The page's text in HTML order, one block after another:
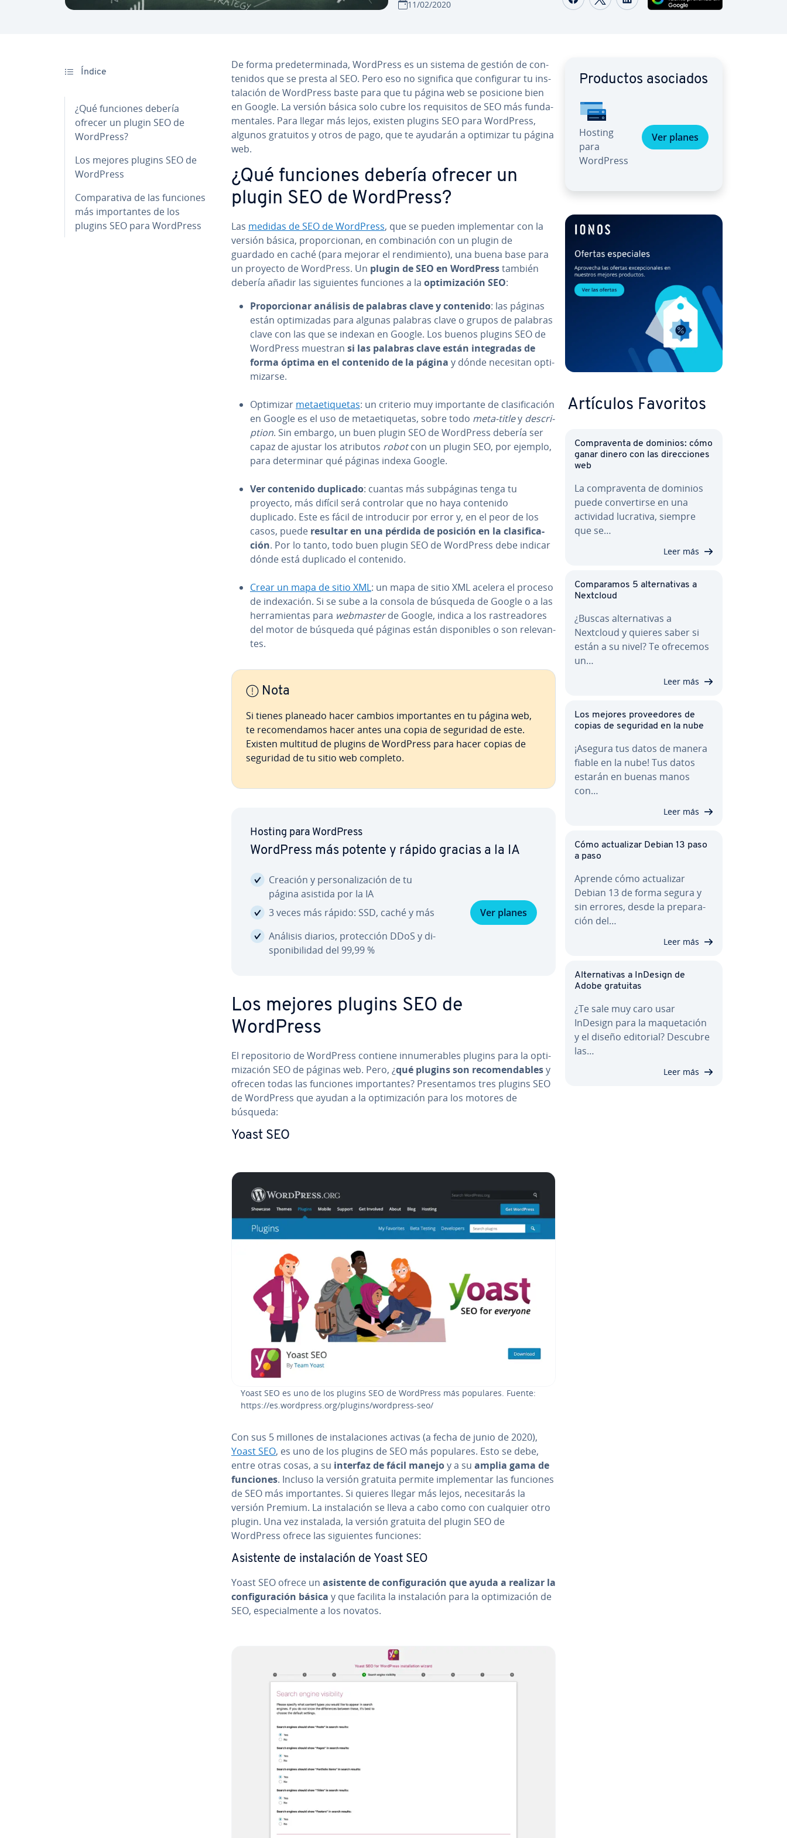
11/02/2020
Índice
¿Qué funciones debería
ofrecer un plugin SEO de
WordPress?
Los mejores plugins SEO de
WordPress
Co­m­pa­ra­ti­va de las funciones
más im­po­r­ta­n­tes de los
plugins SEO para WordPress
De forma pre­de­te­r­mi­na­da, WordPress es un sistema de gestión de co­n­
te­ni­dos que se presta al SEO. Pero eso no significa que co­n­fi­gu­rar tu in­s­
ta­la­ción de WordPress baste para que tu página web se posicione bien
en Google. La versión básica solo cubre los re­qui­si­tos de SEO más fu­n­da­
me­n­ta­les. Para llegar más lejos, existen plugins SEO para WordPress,
algunos gratuitos y otros de pago, que te ayudarán a optimizar tu página
web.
¿Qué funciones debería ofrecer un
plugin SEO de WordPress?
Las medidas de SEO de WordPress, que se pueden im­ple­me­n­tar con la
versión básica, pro­po­r­cio­nan, en co­m­bi­na­ción con un plugin de
guardado en caché (para mejorar el re­n­di­mie­n­to), una buena base para
un proyecto de WordPress. Un plugin de SEO en WordPresstambién
debería añadir las si­guie­n­tes funciones a la op­ti­mi­za­ción SEO:
Pro­po­r­cio­nar análisis de palabras clave y contenido: las páginas
están op­ti­mi­za­das para algunas palabras clave o grupos de palabras
clave con las que se indexan en Google. Los buenos plugins SEO de
WordPress muestran si las palabras clave están in­te­gra­das de
forma óptima en el contenido de la página y dónde necesitan op­ti­
mi­zar­se.
Optimizar me­tae­ti­que­tas: un criterio muy im­po­r­ta­n­te de cla­si­fi­ca­ción
en Google es el uso de me­tae­ti­que­tas, sobre todo meta-titley de­s­cri­
p­tion. Sin embargo, un buen plugin SEO de WordPress debería ser
capaz de ajustar los atributos robotcon un plugin SEO, por ejemplo,
para de­te­r­mi­nar qué páginas indexa Google.
Ver contenido duplicado: cuantas más su­b­pá­gi­nas tenga tu
proyecto, más difícil será controlar que no haya contenido
duplicado. Este es fácil de in­tro­du­cir por error y, en el peor de los
casos, puede resultar en una pérdida de posición en la cla­si­fi­ca­
ción. Por lo tanto, todo buen plugin SEO de WordPress debe indicar
dónde está duplicado el contenido.
Crear un mapa de sitio XML: un mapa de sitio XML acelera el proceso
de in­de­xa­ción. Si se sube a la consola de búsqueda de Google o a las
he­rra­mie­n­tas para webmasterde Google, indica a los ra­s­trea­do­res
del motor de búsqueda qué páginas están di­s­po­ni­bles o son re­le­va­n­
tes.
Nota
Si tienes planeado hacer cambios im­po­r­ta­n­tes en tu página web,
te re­co­me­n­da­mos hacer antes una copia de seguridad de este.
Existen multitud de plugins de WordPress para hacer copias de
seguridad de tu sitio web completo.
Hosting para WordPress
WordPress más potente y rápido gracias a la IA
Creación y pe­r­so­na­li­za­ción de tu
página asistida por la IA
3 veces más rápido: SSD, caché y más
Análisis diarios, pro­te­c­ción DDoS y di­
s­po­ni­bi­li­dad del 99,99 %
Ver planes
Los mejores plugins SEO de
WordPress
El re­po­si­to­rio de WordPress contiene in­nu­me­ra­bles plugins para la op­ti­
mi­za­ción SEO de páginas web. Pero, ¿qué plugins son re­co­me­n­da­blesy
ofrecen todas las funciones im­po­r­ta­n­tes? Pre­se­n­ta­mos tres plugins SEO
de WordPress que ayudan a la op­ti­mi­za­ción para los motores de
búsqueda:
Yoast SEO
Yoast SEO es uno de los plugins SEO de WordPress más populares. Fuente:
https://es.wordpress.org/plugins/wordpress-seo/
Con sus 5 millones de in­s­ta­la­cio­nes activas (a fecha de junio de 2020),
Yoast SEO, es uno de los plugins de SEO más populares. Esto se debe,
entre otras cosas, a su interfaz de fácil manejoy a su amplia gama de
funciones. Incluso la versión gratuita permite im­ple­me­n­tar las funciones
de SEO más im­po­r­ta­n­tes. Si quieres llegar más lejos, ne­ce­si­ta­rás la
versión Premium. La in­s­ta­la­ción se lleva a cabo como con cualquier otro
plugin. Una vez instalada, la versión gratuita del plugin SEO de
WordPress ofrece las si­guie­n­tes funciones:
Asistente de in­s­ta­la­ción de Yoast SEO
Yoast SEO ofrece un asistente de co­n­fi­gu­ra­ción que ayuda a realizar la
co­n­fi­gu­ra­ción básica y que facilita la in­s­ta­la­ción para la op­ti­mi­za­ción de
SEO, es­pe­cia­l­me­n­te a los novatos.
Productos asociados
Hosting
para
WordPress
Ver planes
Artículos Favoritos
Co­m­pra­ve­n­ta de dominios: cómo
ganar dinero con las di­re­c­cio­nes
web
La co­m­pra­ve­n­ta de dominios
puede co­n­ve­r­ti­r­se en una
actividad lucrativa, siempre
que se…
Leer más
Co­m­pa­ra­mos 5 al­te­r­na­ti­vas a
Nextcloud
¿Buscas al­te­r­na­ti­vas a
Nextcloud y quieres saber si
están a su nivel? Te ofrecemos
un…
Leer más
Los mejores pro­vee­do­res de
copias de seguridad en la nube
¡Asegura tus datos de manera
fiable en la nube! Tus datos
estarán en buenas manos
con…
Leer más
Cómo ac­tua­li­zar Debian 13 paso
a paso
Aprende cómo ac­tua­li­zar
Debian 13 de forma segura y
sin errores, desde la pre­pa­ra­
ción del…
Leer más
Al­te­r­na­ti­vas a InDesign de
Adobe gratuitas
¿Te sale muy caro usar
InDesign para la ma­que­ta­ción
y el diseño editorial? Descubre
las…
Leer más